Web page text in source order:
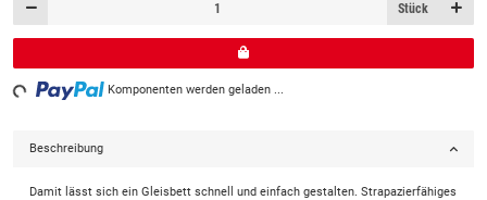
Stück
Komponenten werden geladen ...
Beschreibung
Damit lässt sich ein Gleisbett schnell und einfach gestalten. Strapazierfähiges